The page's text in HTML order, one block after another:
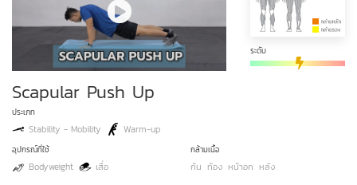
ระดับ
Scapular Push Up
ประเภท
Stability - Mobility Warm-up
อุปกรณ์ที่ใช้
Bodyweight เสื่อ
กล้ามเนื้อ
ก้น ท้อง หน้าอก หลัง